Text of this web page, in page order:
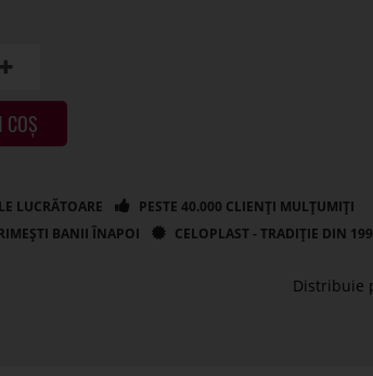
COȘ